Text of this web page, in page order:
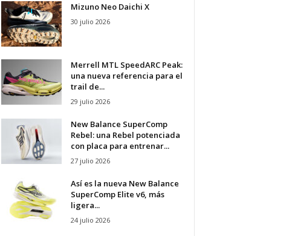
Mizuno Neo Daichi X
30 julio 2026
Merrell MTL SpeedARC Peak:
una nueva referencia para el
trail de...
29 julio 2026
New Balance SuperComp
Rebel: una Rebel potenciada
con placa para entrenar...
27 julio 2026
Así es la nueva New Balance
SuperComp Elite v6, más
ligera...
24 julio 2026